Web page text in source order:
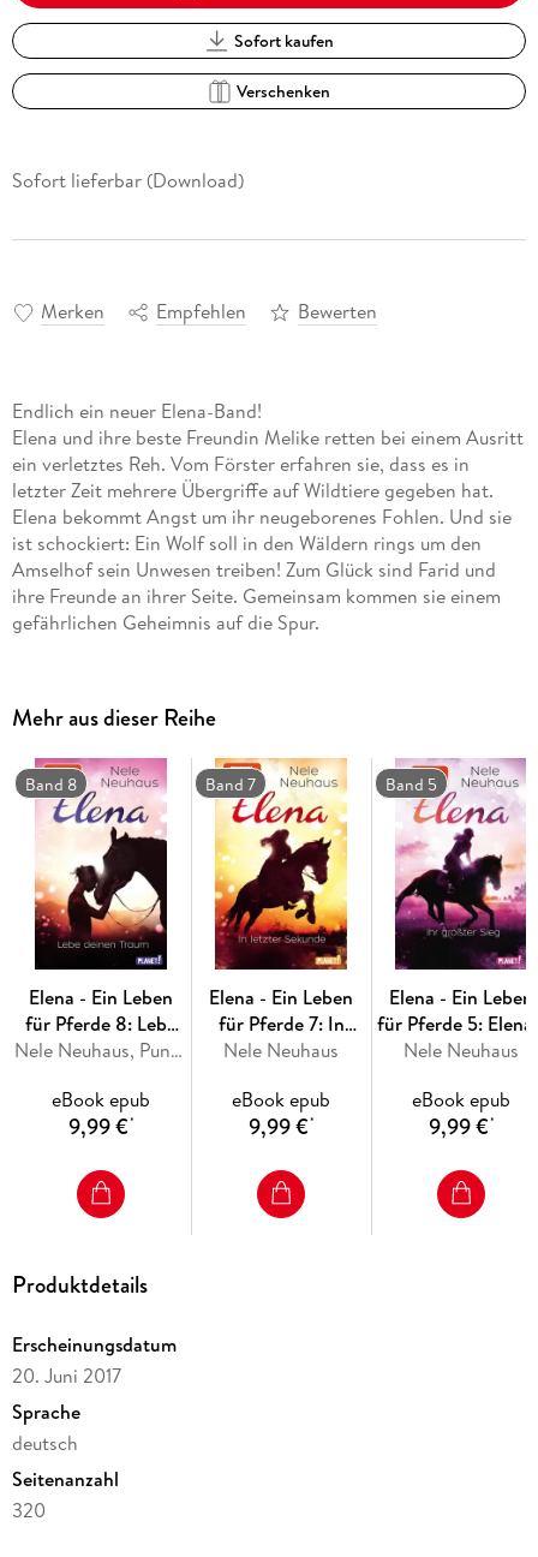
Sofort kaufen
Verschenken
Sofort lieferbar (Download)
Merken Empfehlen Bewerten
Endlich ein neuer Elena-Band!
Elena und ihre beste Freundin Melike retten bei einem Ausritt
ein verletztes Reh. Vom Förster erfahren sie, dass es in
letzter Zeit mehrere Übergriffe auf Wildtiere gegeben hat.
Elena bekommt Angst um ihr neugeborenes Fohlen. Und sie
ist schockiert: Ein Wolf soll in den Wäldern rings um den
Amselhof sein Unwesen treiben! Zum Glück sind Farid und
ihre Freunde an ihrer Seite. Gemeinsam kommen sie einem
gefährlichen Geheimnis auf die Spur.
Mehr aus dieser Reihe
Band 8
Elena - Ein Leben
für Pferde 8: Lebe
deinen Traum Nele Neuhaus, Punchdesign Johannes Wiebel
eBook epub
9,99 €*
Band 7
Elena - Ein Leben
für Pferde 7: In
letzter Sekunde
Nele Neuhaus
eBook epub
9,99 €*
Band 5
Elena - Ein Leben
für Pferde 5:
Ihr größter Sieg
Nele Neuhaus
eBook epub
9,99 €*
Produktdetails
Erscheinungsdatum
20. Juni 2017
Sprache
deutsch
Seitenanzahl
320